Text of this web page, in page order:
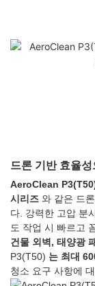
드론 기반 효율
AeroClean
시리즈 와 같은 드
다. 강력한 고압 분
도 작업 시 빠르고
건물 외벽, 태양광
P3(T50) 는 최대
청소 요구 사항에